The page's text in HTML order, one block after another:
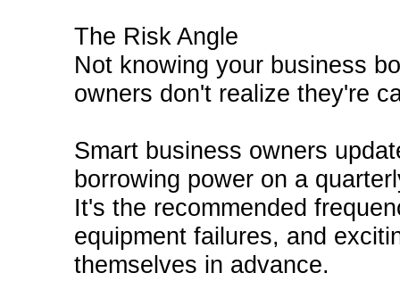
The Risk Angle
Not knowing your business
owners don't realize they're
Smart business owners
borrowing power on a
It's the recommended
equipment failures, and
themselves in advance.